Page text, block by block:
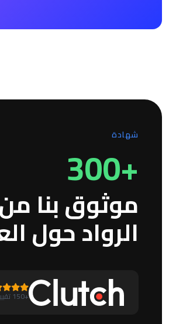
شهادة
+300
موثوق بنا
الرواد حول
+150 تقييم على Clutch